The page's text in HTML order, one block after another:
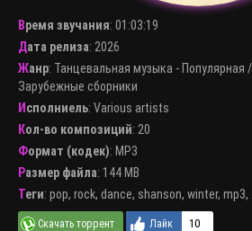
Время звучания: 01:03:19
Дата релиза: 2026
Жанр: Танцевальная музыка - Популярная /
Зарубежные сборники
Исполниель: Various artists
Кол-во композиций: 20
Формат (кодек): MP3
Размер файла: 144 MB
Теги: pop, rock, dance, shanson, winter, mp3,
10